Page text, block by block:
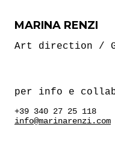
MARINA RENZI
Art direction /
per info e
+39 340 27 25 118
info@marinarenzi.com